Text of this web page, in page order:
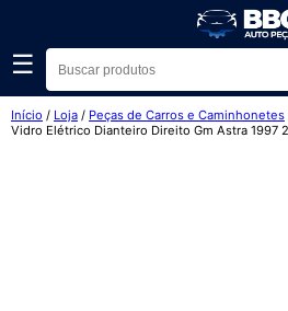
☰
Início / Loja / Peças de Carros e Caminhonetes
Vidro Elétrico Dianteiro Direito Gm Astra 1997